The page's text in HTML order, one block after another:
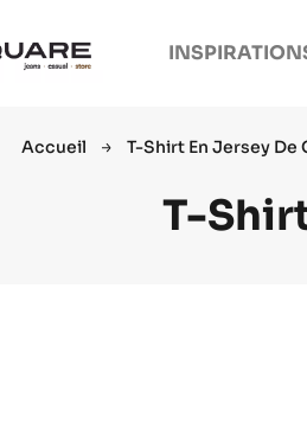
Accueil T-Shirt En Jersey
T-